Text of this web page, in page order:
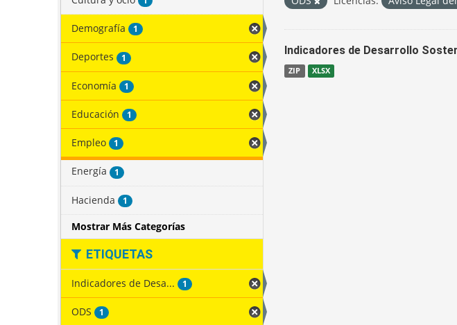
Demografía 1
Deportes 1
Economía 1
Educación 1
Empleo 1
Energía 1
Hacienda 1
Mostrar Más Categorías
ETIQUETAS
Indicadores de Desa... 1
ODS 1
Indicadores de Desarrollo
ZIP XLSX